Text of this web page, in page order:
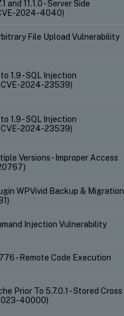
and 11.1.0 - Server Side
2024-4040)
File Upload Vulnerability
1.9 - SQL Injection
2024-23539)
1.9 - SQL Injection
2024-23539)
Versions - Improper Access
WPVivid Backup & Migration
Injection Vulnerability
- Remote Code Execution
Prior To 5.7.0.1 - Stored Cross
40000)